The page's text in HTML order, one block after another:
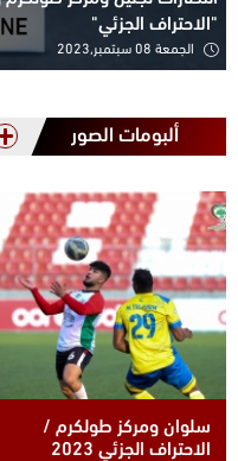
"الاحتراف الجزئي"
الجمعة 08 سبتمبر,2023
ألبومات الصور
سلوان ومركز طولكرم /
الاحتراف الجزئي 2023